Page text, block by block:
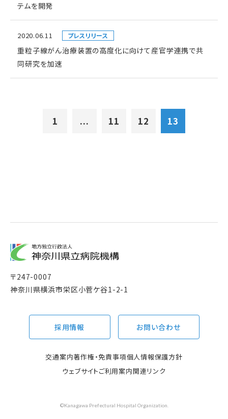
テムを開発
2020.06.11 プレスリリース
重粒子線がん治療装置の高度化に向けて産官学連携で共
同研究を加速
1 ... 11 12 13
〒247-0007
神奈川県横浜市栄区小菅ケ谷1-2-1
©Kanagawa Prefectural Hospital Organization.
採用情報 お問い合わせ
交通案内著作権・免責事項個人情報保護方針
ウェブサイトご利用案内関連リンク